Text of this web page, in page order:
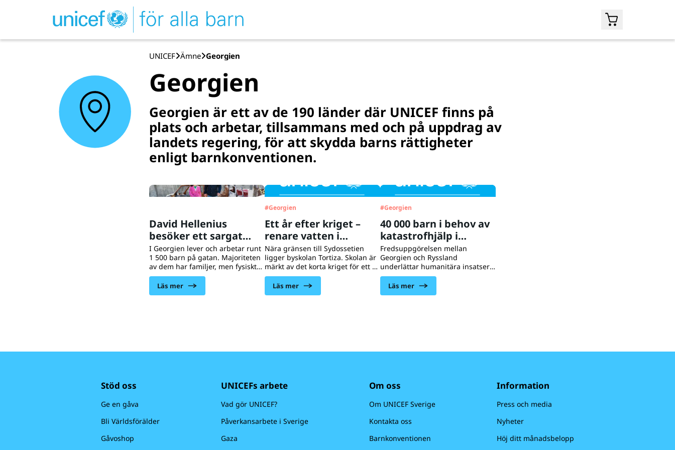
UNICEF Ämne Georgien
Georgien
Georgien är ett av de 190 länder där UNICEF finns på
plats och arbetar, tillsammans med och på uppdrag av
landets regering, för att skydda barns rättigheter
enligt barnkonventionen.
David Hellenius
besöker ett sargat
Georgien
I Georgien lever och arbetar runt
1 500 barn på gatan. Majoriteten
av dem har familjer, men fysiskt
och psykiskt våld, fattigdom,
missbruk och hälsoproblem gör
att barnen inte kan leva med sina
Läs mer
#Georgien
Ett år efter kriget –
renare vatten i
Georgien
Nära gränsen till Sydossetien
ligger byskolan Tortiza. Skolan är
märkt av det korta kriget för ett år
sedan. En av de före detta
huvudbyggnaderna står ännu
förkolnad i ruiner. Men skolan är
Läs mer
#Georgien
40 000 barn i behov av
katastrofhjälp i
Georgien
Fredsuppgörelsen mellan
Georgien och Ryssland
underlättar humanitära insatser
till flyktingbarn och deras familjer,
men fortfarand är 40 000 barn i
behov av hjälp utifrån. UNICEF
Läs mer
Stöd oss
Ge en gåva
Bli Världsförälder
Gåvoshop
UNICEFs arbete
Vad gör UNICEF?
Påverkansarbete i Sverige
Gaza
Om oss
Om UNICEF Sverige
Kontakta oss
Barnkonventionen
Information
Press och media
Nyheter
Höj ditt månadsbelopp